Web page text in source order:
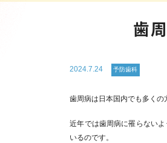
歯
2024.7.24 予防歯科
歯周病は日本国内でも多くの
近年では歯周病に罹らない
いるのです。